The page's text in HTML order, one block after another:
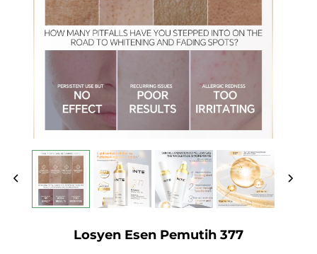
Losyen Esen Pemutih 377